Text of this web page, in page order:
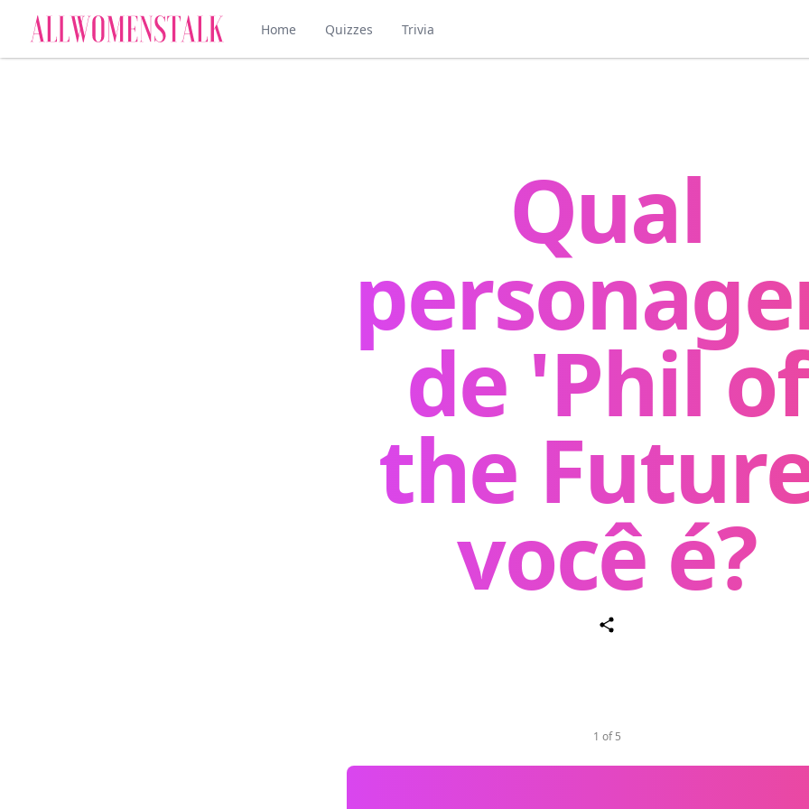
Home Quizzes Trivia
Qual
de 'Phil of
the
você é?
1 of 5